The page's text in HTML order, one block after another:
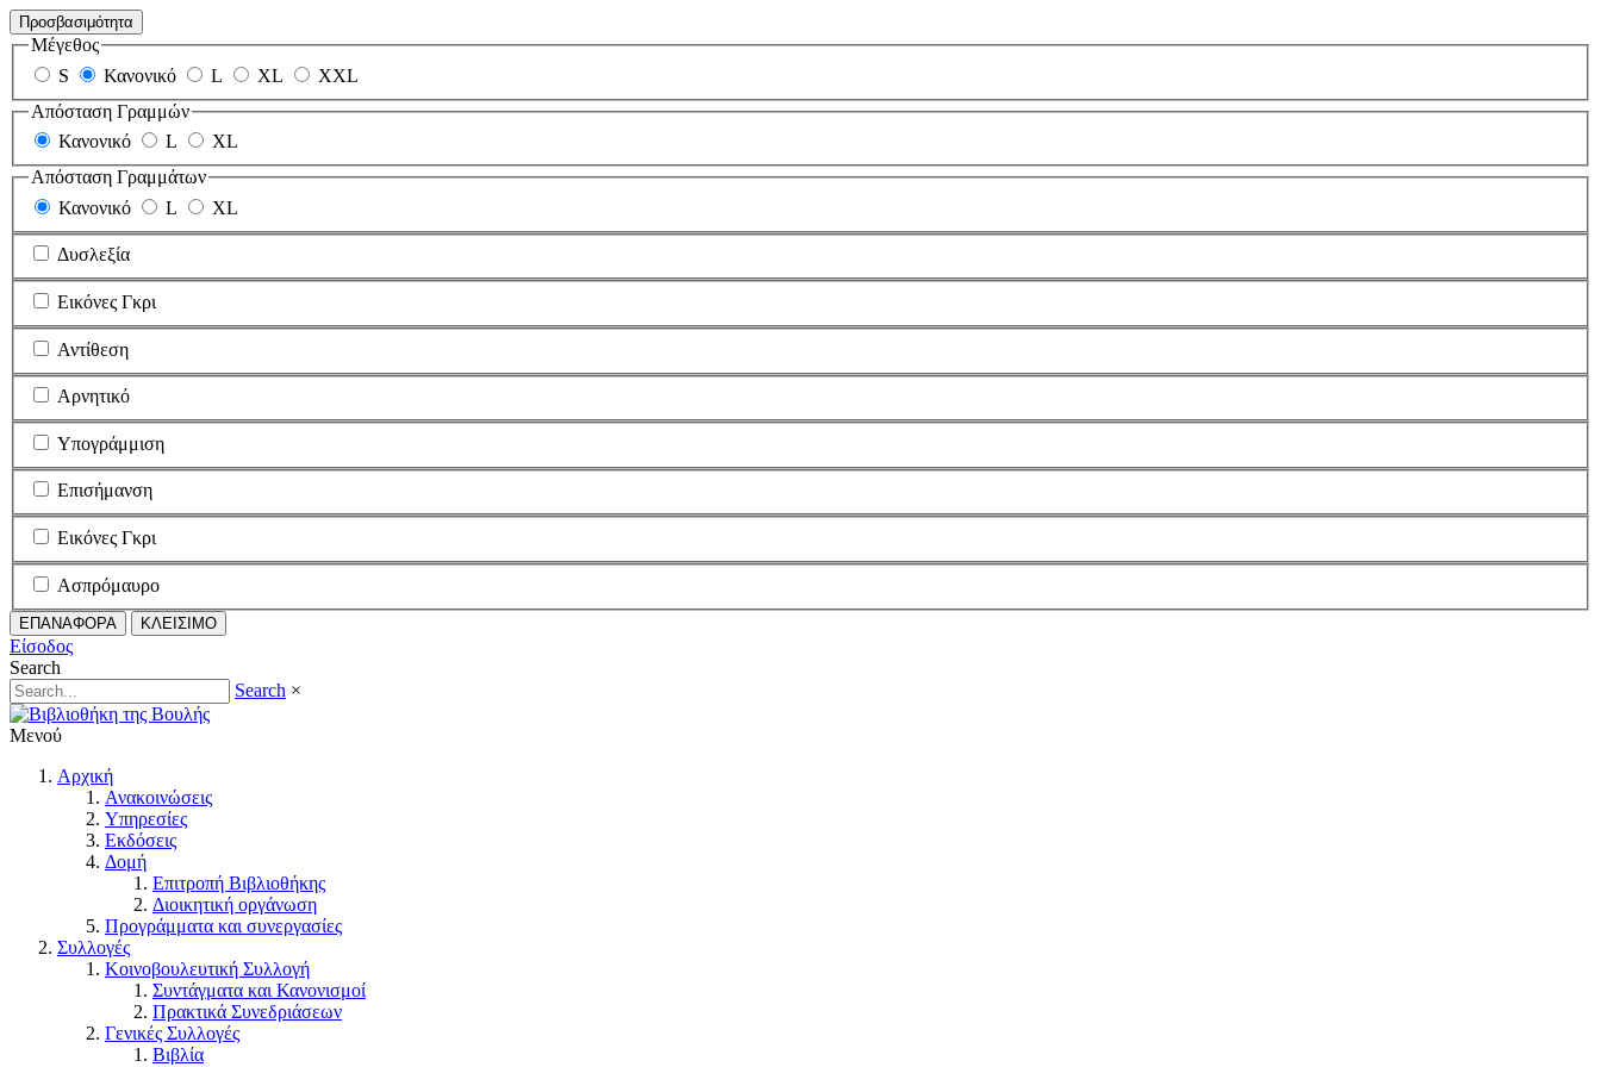
Προσβασιμότητα
Μέγεθος
S
Κανονικό L XL
XXL
Απόσταση Γραμμών
Κανονικό
L
XL
Απόσταση Γραμμάτων
Κανονικό
L XL
Δυσλεξία
Εικόνες Γκρι
Αντίθεση
Αρνητικό
Υπογράμμιση
Επισήμανση
Εικόνες Γκρι
Ασπρόμαυρο
ΕΠΑΝΑΦΟΡΑ ΚΛΕΙΣΙΜΟ
Είσοδος
Search
Search ×
Μενού
Αρχική
Ανακοινώσεις
Υπηρεσίες
Εκδόσεις
Δομή
Επιτροπή Βιβλιοθήκης
Διοικητική οργάνωση
Προγράμματα και συνεργασίες
Συλλογές
Κοινοβουλευτική Συλλογή
Συντάγματα και Κανονισμοί
Πρακτικά Συνεδριάσεων
Γενικές Συλλογές
Βιβλία